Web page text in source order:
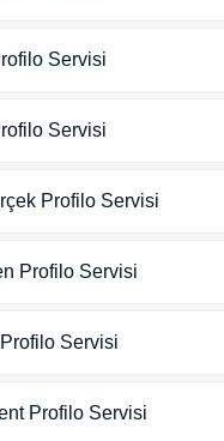
Servisi
Servisi
Profilo Servisi
Profilo Servisi
Profilo Servisi
Profilo Servisi